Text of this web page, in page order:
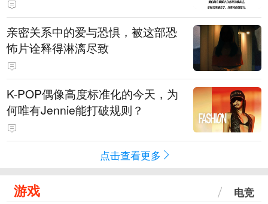
亲密关系中的爱与恐惧，被这部恐
怖片诠释得淋漓尽致
K-POP偶像高度标准化的今天，为
何唯有Jennie能打破规则？
点击查看更多
游戏 电竞